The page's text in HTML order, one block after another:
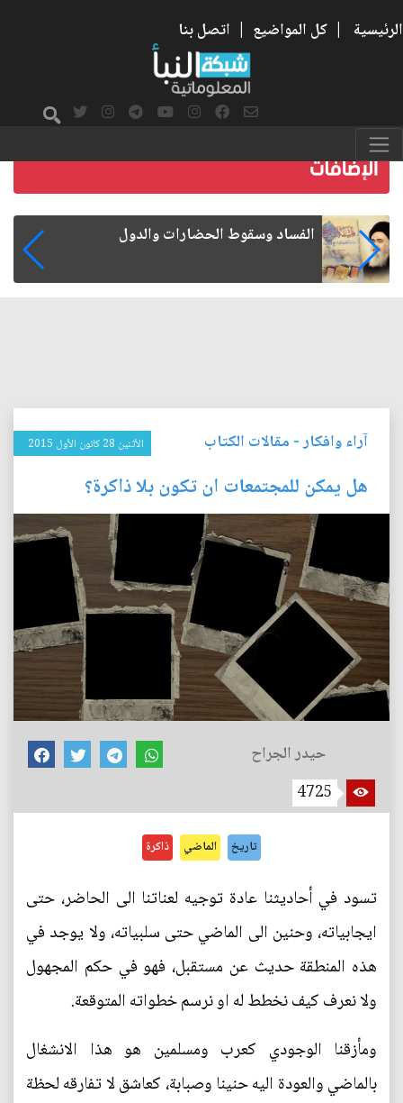
الرئيسية | كل المواضيع | اتصل بنا
رواتب الموظفين على صفيح ساخن
آراء وافكار- مقالات الكتاب الأثنين 28 كانون الأول 2015
هل يمكن للمجتمعات ان تكون بلا ذاكرة؟
حيدر الجراح
4725
تاريخ الماضي ذاكرة
تسود في أحاديثنا عادة توجيه لعناتنا الى الحاضر، حتى
ايجابياته، وحنين الى الماضي حتى سلبياته، ولا يوجد في
هذه المنطقة حديث عن مستقبل، فهو في حكم المجهول
ولا نعرف كيف نخطط له او نرسم خطواته المتوقعة.
ومأزقنا الوجودي كعرب ومسلمين هو هذا الانشغال
بالماضي والعودة اليه حنينا وصبابة، كعاشق لا تفارقه لحظة